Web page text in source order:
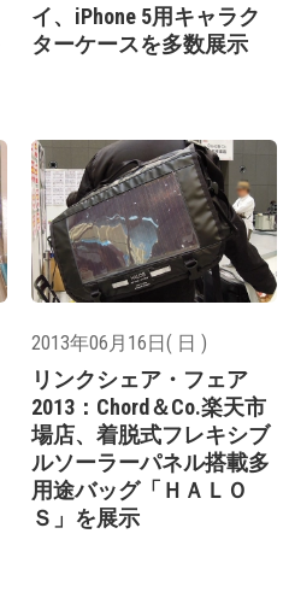
イ、iPhone 5用キャラク
ターケースを多数展示
2013年06月16日( 日 )
リンクシェア・フェア
2013：Chord＆Co.楽天市
場店、着脱式フレキシブ
ルソーラーパネル搭載多
用途バッグ「ＨＡＬＯ
Ｓ」を展示